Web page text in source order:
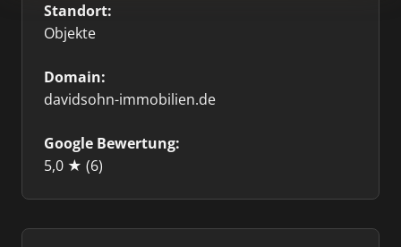
Standort:
Objekte
Domain:
davidsohn-immobilien.de
Google Bewertung:
5,0 ★ (6)